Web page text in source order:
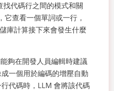
代碼行之間的模式和關
它查看一個單詞或一行，
庫計算接下來會發生什麼
夠在開發人員編輯時建議
一個用於編碼的增壓自動
代碼時，LLM 會將該代碼